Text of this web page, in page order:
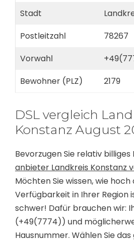
Stadt
Postleitzahl
78267
Vorwahl
Bewohner (PLZ)
2179
DSL vergleich
Konstanz August
Bevorzugen Sie relativ billiges
anbieter Landkreis Konstanz
Möchten Sie wissen, wie hoch
Verfügbarkeit in Ihrer Region
schwer! Dafür brauchen wir:
(+49(7774)) und
Hausnummer. Wählen Sie